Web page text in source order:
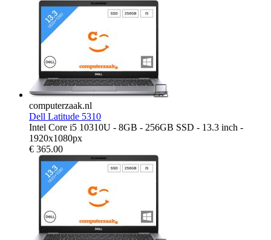
computerzaak.nl
Dell Latitude 5310
Intel Core i5 10310U - 8GB - 256GB SSD - 13.3 inch -
1920x1080px
€ 365.00